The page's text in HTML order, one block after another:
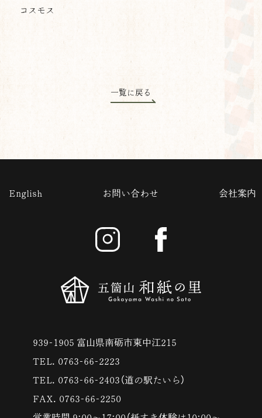
コスモス
一覧に戻る
939-1905 富山県南砺市東中江215
TEL. 0763-66-2223
TEL. 0763-66-2403（道の駅たいら）
FAX. 0763-66-2250
English お問い合わせ 会社案内